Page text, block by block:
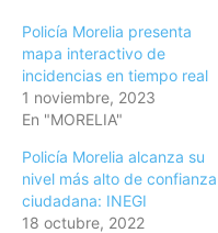
Policía Morelia presenta
mapa interactivo de
incidencias en tiempo real
1 noviembre, 2023
En "MORELIA"
Policía Morelia alcanza su
nivel más alto de confianza
ciudadana: INEGI
18 octubre, 2022